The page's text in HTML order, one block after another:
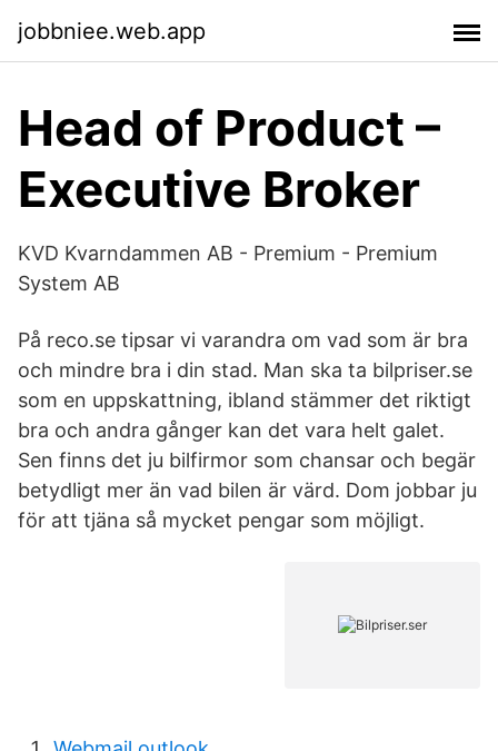
jobbniee.web.app
Head of Product –
Executive Broker
KVD Kvarndammen AB - Premium - Premium
System AB
På reco.se tipsar vi varandra om vad som är bra
och mindre bra i din stad. Man ska ta bilpriser.se
som en uppskattning, ibland stämmer det riktigt
bra och andra gånger kan det vara helt galet.
Sen finns det ju bilfirmor som chansar och begär
betydligt mer än vad bilen är värd. Dom jobbar ju
för att tjäna så mycket pengar som möjligt.